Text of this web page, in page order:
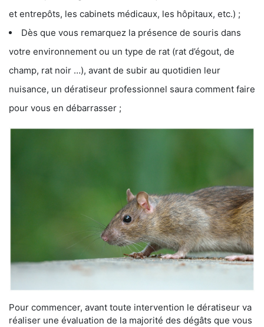
et entrepôts, les cabinets médicaux, les hôpitaux, etc.) ;
Dès que vous remarquez la présence de souris dans
votre environnement ou un type de rat (rat d’égout, de
champ, rat noir …), avant de subir au quotidien leur
nuisance, un dératiseur professionnel saura comment faire
pour vous en débarrasser ;
Pour commencer, avant toute intervention le dératiseur va
réaliser une évaluation de la majorité des dégâts que vous